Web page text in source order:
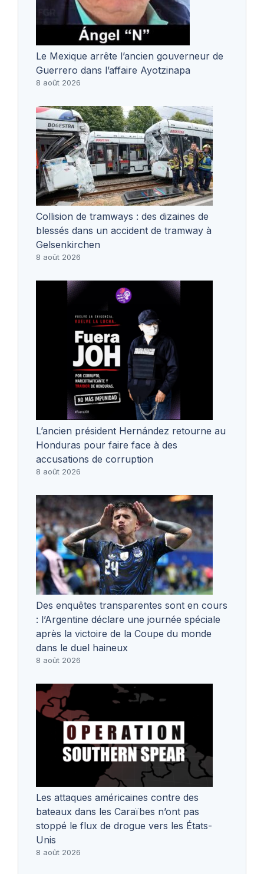
Le Mexique arrête l’ancien gouverneur de
Guerrero dans l’affaire Ayotzinapa
8 août 2026
Collision de tramways : des dizaines de
blessés dans un accident de tramway à
Gelsenkirchen
8 août 2026
L’ancien président Hernández retourne au
Honduras pour faire face à des
accusations de corruption
8 août 2026
Des enquêtes transparentes sont en cours
: l’Argentine déclare une journée spéciale
après la victoire de la Coupe du monde
dans le duel haineux
8 août 2026
Les attaques américaines contre des
bateaux dans les Caraïbes n’ont pas
stoppé le flux de drogue vers les États-
Unis
8 août 2026